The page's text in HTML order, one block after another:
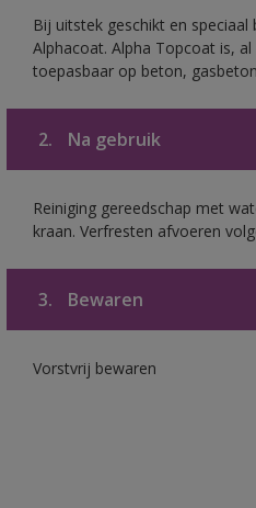
Bij uitstek geschikt en
Alphacoat. Alpha Topcoat is,
toepasbaar op beton,
2. Na gebruik
Reiniging gereedschap met
kraan. Verfresten afvoeren
3. Bewaren
Vorstvrij bewaren